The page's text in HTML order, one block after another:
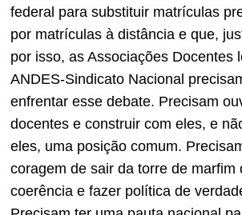
federal para substituir matrículas
por matrículas à distância e que,
por isso, as Associações Docentes
ANDES-Sindicato Nacional
enfrentar esse debate. Precisam
docentes e construir com eles, e
eles, uma posição comum.
coragem de sair da torre de marfim
coerência e fazer política de